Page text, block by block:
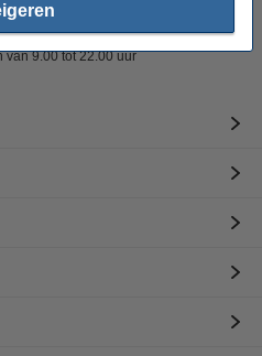
van 9.00 tot 22.00 uur